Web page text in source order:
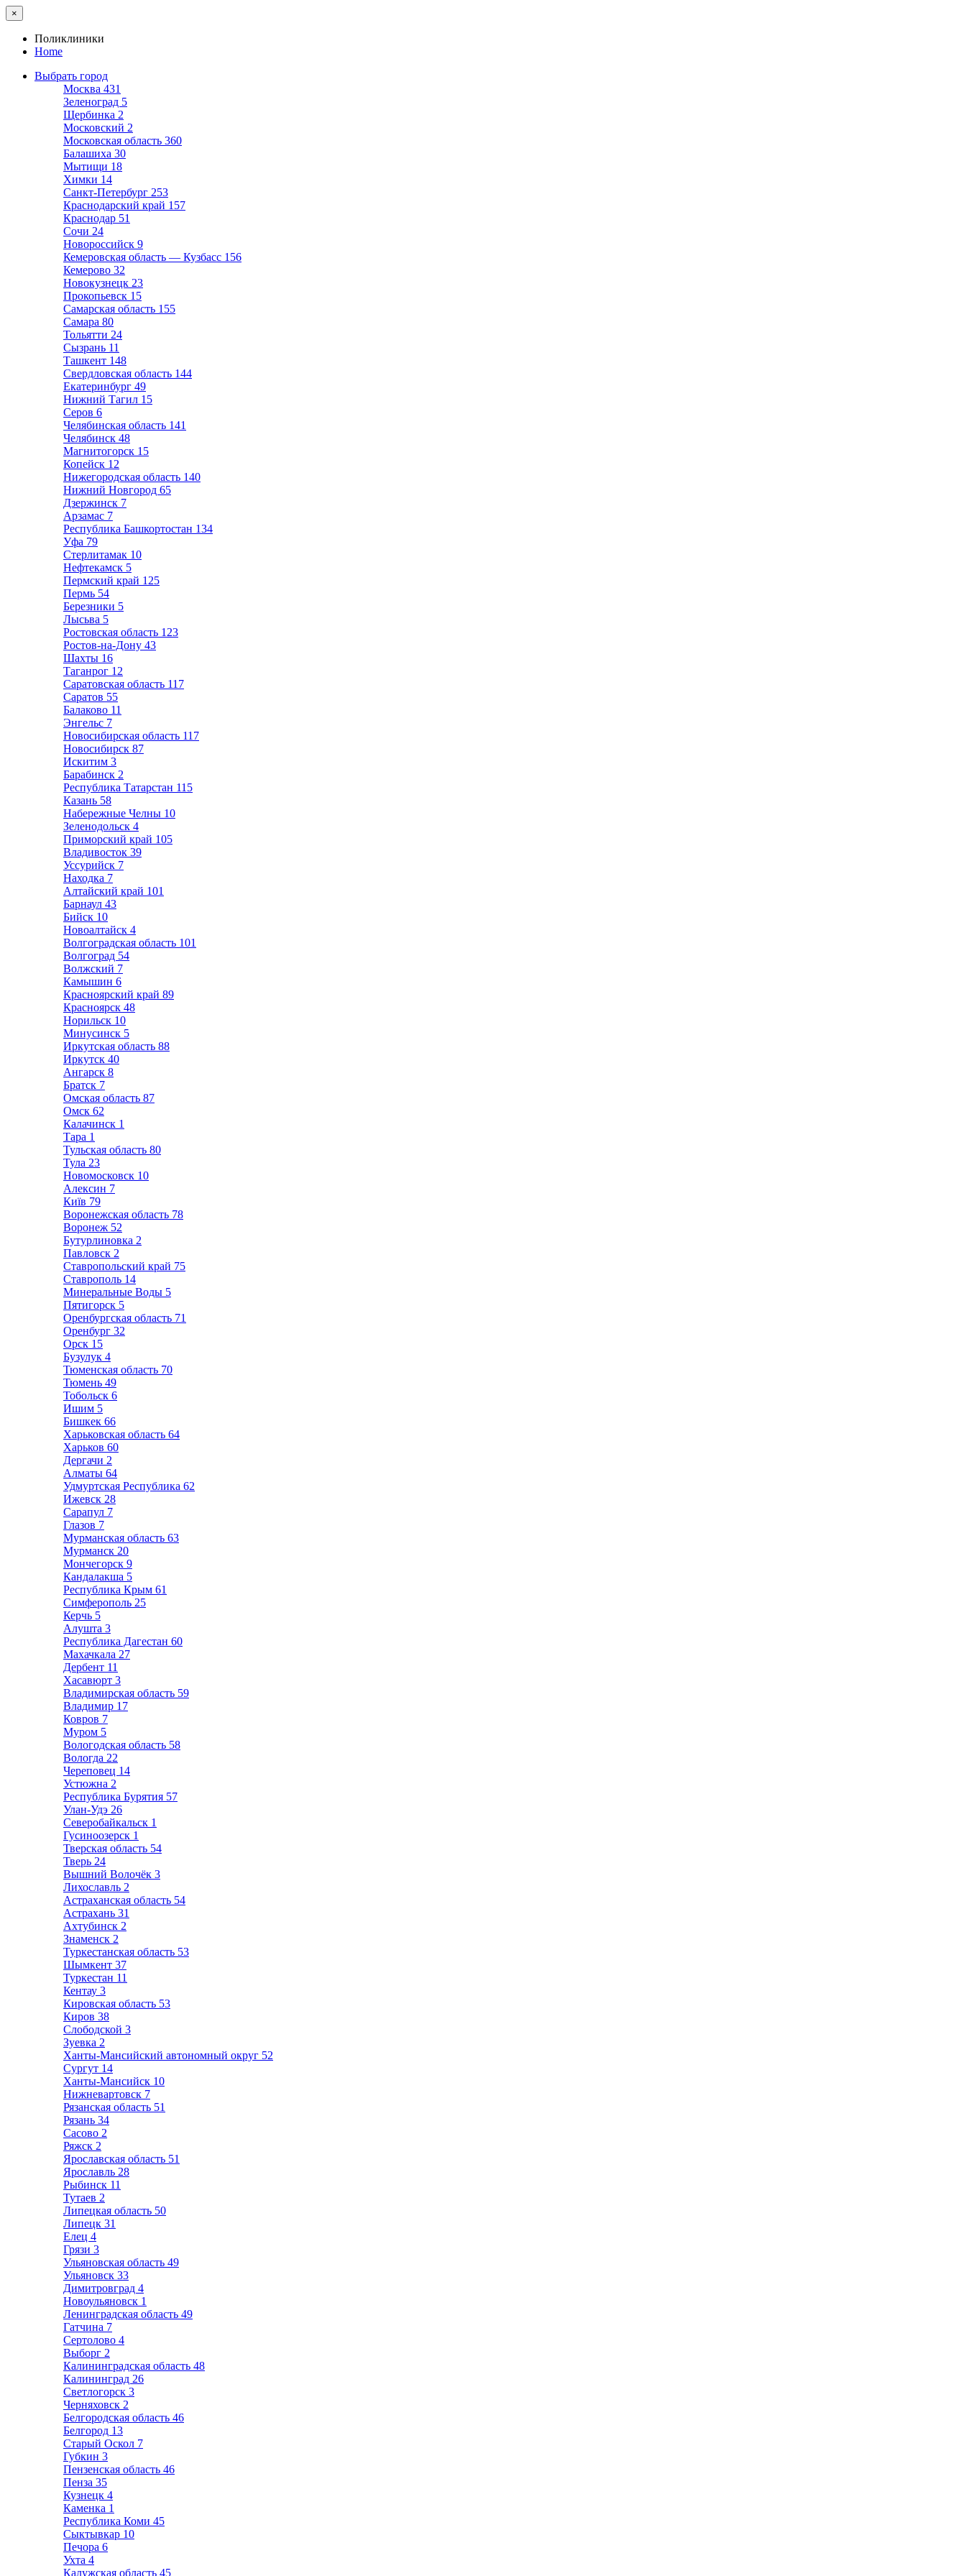
×
Поликлиники
Home
Выбрать город
Москва 431
Зеленоград 5
Щербинка 2
Московский 2
Московская область 360
Балашиха 30
Мытищи 18
Химки 14
Санкт-Петербург 253
Краснодарский край 157
Краснодар 51
Сочи 24
Новороссийск 9
Кемеровская область — Кузбасс 156
Кемерово 32
Новокузнецк 23
Прокопьевск 15
Самарская область 155
Самара 80
Тольятти 24
Сызрань 11
Ташкент 148
Свердловская область 144
Екатеринбург 49
Нижний Тагил 15
Серов 6
Челябинская область 141
Челябинск 48
Магнитогорск 15
Копейск 12
Нижегородская область 140
Нижний Новгород 65
Дзержинск 7
Арзамас 7
Республика Башкортостан 134
Уфа 79
Стерлитамак 10
Нефтекамск 5
Пермский край 125
Пермь 54
Березники 5
Лысьва 5
Ростовская область 123
Ростов-на-Дону 43
Шахты 16
Таганрог 12
Саратовская область 117
Саратов 55
Балаково 11
Энгельс 7
Новосибирская область 117
Новосибирск 87
Искитим 3
Барабинск 2
Республика Татарстан 115
Казань 58
Набережные Челны 10
Зеленодольск 4
Приморский край 105
Владивосток 39
Уссурийск 7
Находка 7
Алтайский край 101
Барнаул 43
Бийск 10
Новоалтайск 4
Волгоградская область 101
Волгоград 54
Волжский 7
Камышин 6
Красноярский край 89
Красноярск 48
Норильск 10
Минусинск 5
Иркутская область 88
Иркутск 40
Ангарск 8
Братск 7
Омская область 87
Омск 62
Калачинск 1
Тара 1
Тульская область 80
Тула 23
Новомосковск 10
Алексин 7
Київ 79
Воронежская область 78
Воронеж 52
Бутурлиновка 2
Павловск 2
Ставропольский край 75
Ставрополь 14
Минеральные Воды 5
Пятигорск 5
Оренбургская область 71
Оренбург 32
Орск 15
Бузулук 4
Тюменская область 70
Тюмень 49
Тобольск 6
Ишим 5
Бишкек 66
Харьковская область 64
Харьков 60
Дергачи 2
Алматы 64
Удмуртская Республика 62
Ижевск 28
Сарапул 7
Глазов 7
Мурманская область 63
Мурманск 20
Мончегорск 9
Кандалакша 5
Республика Крым 61
Симферополь 25
Керчь 5
Алушта 3
Республика Дагестан 60
Махачкала 27
Дербент 11
Хасавюрт 3
Владимирская область 59
Владимир 17
Ковров 7
Муром 5
Вологодская область 58
Вологда 22
Череповец 14
Устюжна 2
Республика Бурятия 57
Улан-Удэ 26
Северобайкальск 1
Гусиноозерск 1
Тверская область 54
Тверь 24
Вышний Волочёк 3
Лихославль 2
Астраханская область 54
Астрахань 31
Ахтубинск 2
Знаменск 2
Туркестанская область 53
Шымкент 37
Туркестан 11
Кентау 3
Кировская область 53
Киров 38
Слободской 3
Зуевка 2
Ханты-Мансийский автономный округ 52
Сургут 14
Ханты-Мансийск 10
Нижневартовск 7
Рязанская область 51
Рязань 34
Сасово 2
Ряжск 2
Ярославская область 51
Ярославль 28
Рыбинск 11
Тутаев 2
Липецкая область 50
Липецк 31
Елец 4
Грязи 3
Ульяновская область 49
Ульяновск 33
Димитровград 4
Новоульяновск 1
Ленинградская область 49
Гатчина 7
Сертолово 4
Выборг 2
Калининградская область 48
Калининград 26
Светлогорск 3
Черняховск 2
Белгородская область 46
Белгород 13
Старый Оскол 7
Губкин 3
Пензенская область 46
Пенза 35
Кузнецк 4
Каменка 1
Республика Коми 45
Сыктывкар 10
Печора 6
Ухта 4
Калужская область 45